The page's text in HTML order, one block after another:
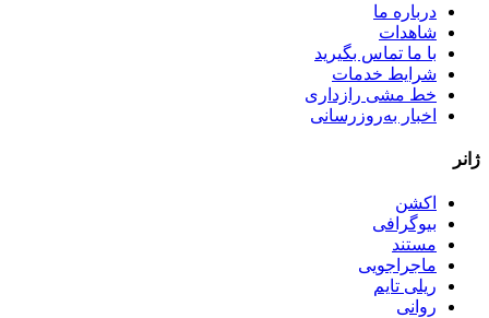
درباره ما
شاهدات
با ما تماس بگیرید
شرایط خدمات
خط مشی رازداری
اخبار به‌روزرسانی
ژانر
اکشن
بیوگرافی
مستند
ماجراجویی
ریلی تایم
روانی